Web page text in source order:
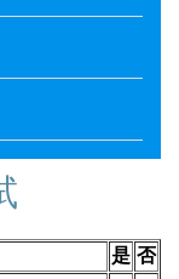
是 否